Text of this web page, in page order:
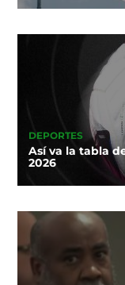
DEPORTES
Así va la tabla
2026